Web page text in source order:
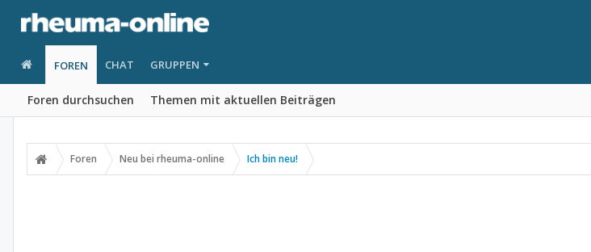
FOREN
Foren durchsuchen Themen mit aktuellen Beiträgen
CHAT GRUPPEN
Foren Neu bei rheuma-online Ich bin neu!